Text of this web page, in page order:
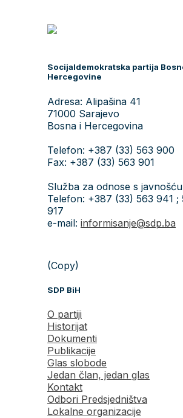
Socijaldemokratska partija
Hercegovine
Adresa: Alipašina 41
71000 Sarajevo
Bosna i Hercegovina
Telefon: +387 (33) 563 900
Fax: +387 (33) 563 901
Služba za odnose s
Telefon: +387 (33) 563 941 ;
917
e-mail: informisanje@sdp.ba
(Copy)
SDP BiH
O partiji
Historijat
Dokumenti
Publikacije
Glas slobode
Jedan član, jedan glas
Kontakt
Odbori Predsjedništva
Lokalne organizacije